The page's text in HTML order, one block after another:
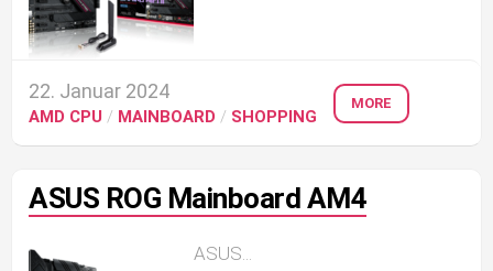
22. Januar 2024
AMD CPU / MAINBOARD / SHOPPING
MORE
ASUS ROG Mainboard AM4
ASUS...